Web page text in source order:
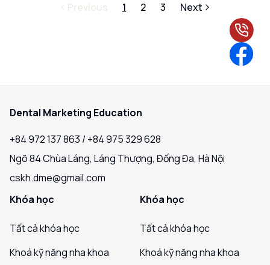
Previous 1 2 3 Next
Dental Marketing Education
+84 972 137 863 / +84 975 329 628
Ngõ 84 Chùa Láng, Láng Thượng, Đống Đa, Hà Nội
cskh.dme@gmail.com
Khóa học
Tất cả khóa học
Khoá kỹ năng nha khoa
Khóa học
Tất cả khóa học
Khoá kỹ năng nha khoa